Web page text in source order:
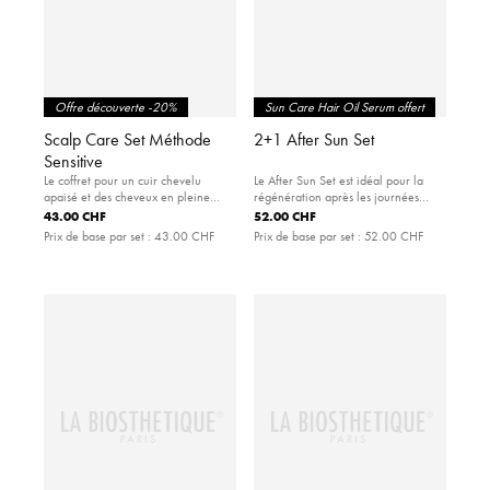
Offre découverte -20%
Scalp Care Set Méthode
Sensitive
Le coffret pour un cuir chevelu
apaisé et des cheveux en pleine
santé.
43.00 CHF
Prix de base par set : 43.00 CHF
Sun Care Hair Oil Serum offert
2+1 After Sun Set
Le After Sun Set est idéal pour la
régénération après les journées
ensoleillées.
52.00 CHF
Prix de base par set : 52.00 CHF